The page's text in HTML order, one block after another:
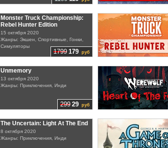
1799 179 руб
Monster Truck Championship:
Rebel Hunter Edition
15 октября 2020
Жанры: Экшен, Спортивные, Гонки,
Симуляторы
299 29 руб
Unmemory
13 октября 2020
Жанры: Приключения, Инди
The Uncertain: Light At The End
8 октября 2020
Жанры: Приключения, Инди